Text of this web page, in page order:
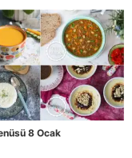
8 Ocak